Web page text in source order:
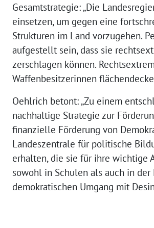
Gesamtstrategie: „Die
einsetzen, um gegen eine
Strukturen im Land vorzugehen.
aufgestellt sein, dass sie
zerschlagen können.
Waffenbesitzerinnen
Oehlrich betont: „Zu einem
nachhaltige Strategie zur
finanzielle Förderung von
Landeszentrale für politische
erhalten, die sie für ihre wichtige
sowohl in Schulen als auch in
demokratischen Umgang mit